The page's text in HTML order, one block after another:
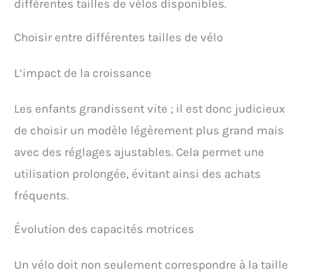
différentes tailles de vélos disponibles.
Choisir entre différentes tailles de vélo
L’impact de la croissance
Les enfants grandissent vite ; il est donc judicieux
de choisir un modèle légèrement plus grand mais
avec des réglages ajustables. Cela permet une
utilisation prolongée, évitant ainsi des achats
fréquents.
Évolution des capacités motrices
Un vélo doit non seulement correspondre à la taille